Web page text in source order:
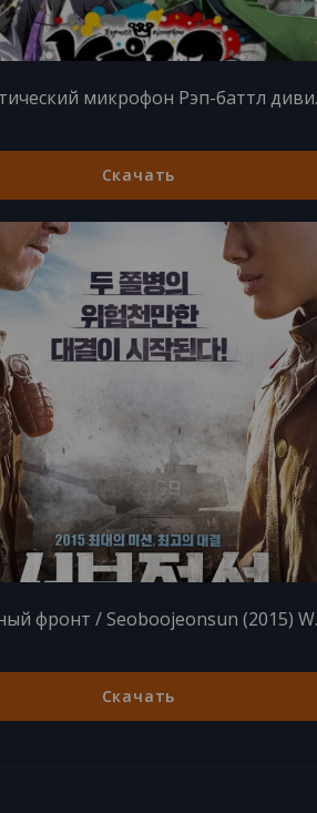
Скачать
Скачать